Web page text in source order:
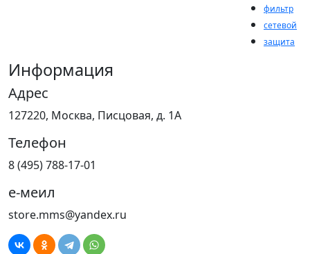
фильтр
сетевой
защита
Информация
Адрес
127220, Москва, Писцовая, д. 1А
Телефон
8 (495) 788-17-01
е-меил
store.mms@yandex.ru